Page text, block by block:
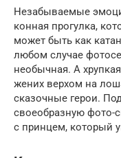
Незабываемые
конная прогулка,
может быть как
любом случае
необычная. А
жених верхом на
сказочные герои.
своеобразную фото-
с принцем, который